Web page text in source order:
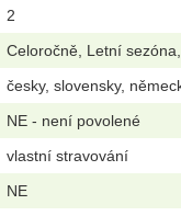
2
Celoročně, Letní
česky, slovensky,
NE - není povolené
vlastní stravování
NE